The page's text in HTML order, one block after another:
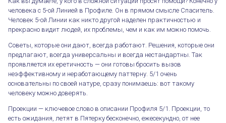
человека с 5-ой Линией в Профиле. Он в прямом смысле Спаситель.
Человек 5-ой Линии как никто другой наделен практичностью и
прекрасно видит людей, их проблемы, чем и как им можно помочь.
Советы, которые они дают, всегда работают. Решения, которые они
предлагают, всегда универсальны и всегда нестандартны. Так
проявляется их еретичность — они готовы бросить вызов
неэффективному и неработающему паттерну. 5/1 очень
основательны по своей натуре, сразу понимаешь: вот такому
человеку можно доверять.
Проекции — ключевое слово в описании Профиля 5/1. Проекции, то
есть ожидания, летят в Пятерку бесконечно, ежесекундно, от нее